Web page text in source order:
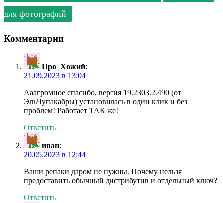
для фотографий
Комментарии
Про_Хожий:
21.09.2023 в 13:04
Ааагромное спасибо, версия 19.2303.2.490 (от
ЭльЧупакабры) установилась в один клик и без
проблем! Работает ТАК же!
Ответить
иван:
20.05.2023 в 12:44
Ваши репаки даром не нужны. Почему нельзя
предоставить обычный дистрибутив и отдельный ключ?
Ответить